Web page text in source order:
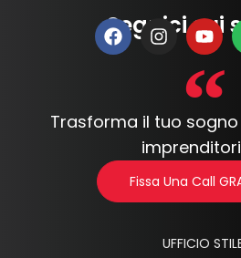
Seguici sui
Trasforma il tuo
Fissa Una Call
UFFICIO